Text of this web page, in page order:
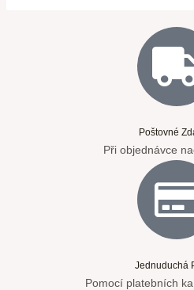
Poštovné
Při objednávce
Jednuduchá
Pomocí platebních